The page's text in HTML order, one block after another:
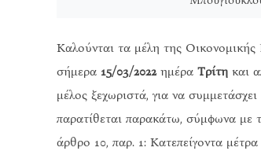
Καλούνται τα μέλη της
σήμερα 15/03/2022 ημέρα Τρίτη και
μέλος ξεχωριστά, για να
παρατίθεται παρακάτω, σύμφωνα με
άρθρο 10, παρ. 1: Κατεπείγοντα